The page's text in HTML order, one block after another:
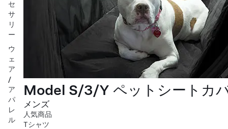
セ
サ
リ
ー
ウ
ェ
ア
/
ア
パ
レ
ル
Model S/3/Y ペットシートカ
メンズ
人気商品
Tシャツ